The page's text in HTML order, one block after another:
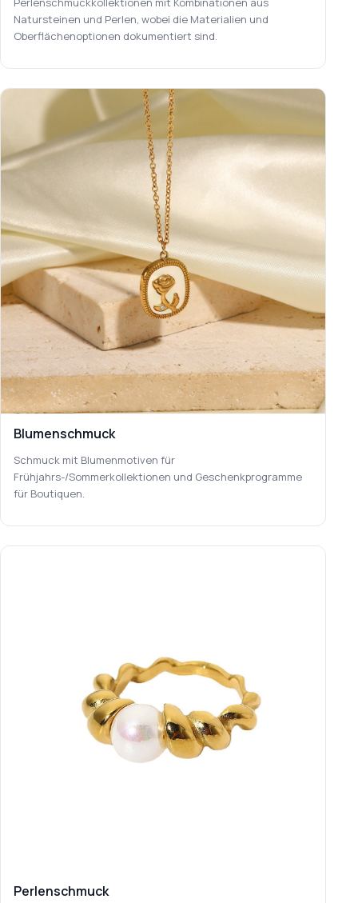
Natursteinen und Perlen, wobei die Materialien und
Oberflächenoptionen dokumentiert sind.
Blumenschmuck
Schmuck mit Blumenmotiven für
Frühjahrs-/Sommerkollektionen und Geschenkprogramme
für Boutiquen.
Perlenschmuck